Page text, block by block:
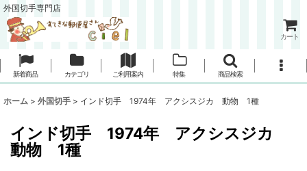
外国切手専門店
カート
新着商品 カテゴリ ご利用案内 特集 商品検索
ホーム > 外国切手 > インド切手 1974年 アクシスジカ 動物 1種
インド切手 1974年 アクシスジカ
動物 1種